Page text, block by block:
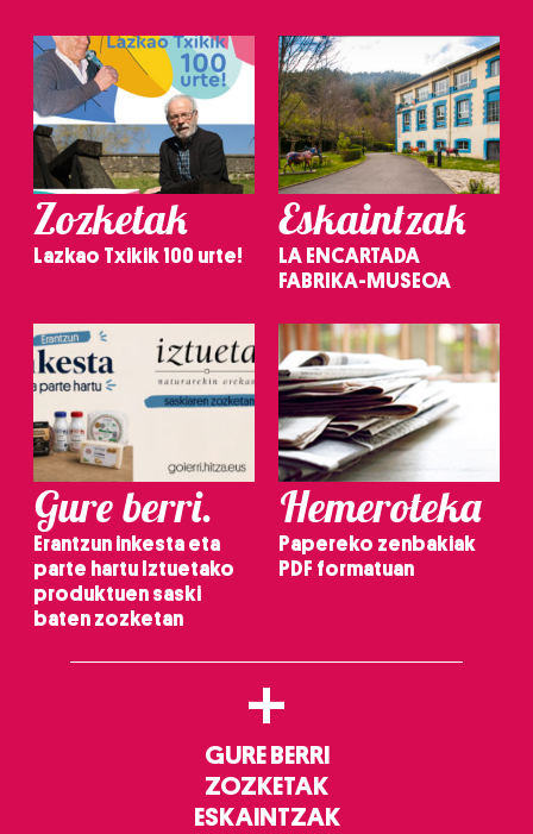
Zozketak
Lazkao Txikik 100 urte!
Eskaintzak
LA ENCARTADA
FABRIKA-MUSEOA
Gure berri.
Erantzun inkesta eta
parte hartu Iztuetako
produktuen saski
baten zozketan
Hemeroteka
Papereko zenbakiak
PDF formatuan
+
GURE BERRI
ZOZKETAK
ESKAINTZAK